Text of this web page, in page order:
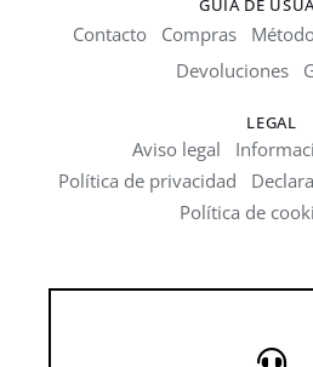
GUÍA DE
Contacto Compras
Devoluciones
LEGAL
Aviso legal
Política de privacidad
Política de